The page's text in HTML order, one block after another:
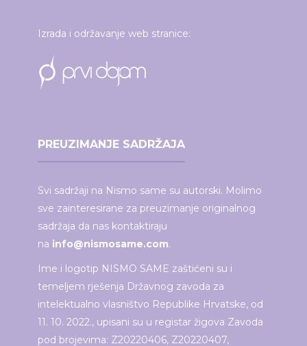
Izrada i održavanje web stranice:
PREUZIMANJE SADRŽAJA
Svi sadržaji na Nismo same su autorski. Molimo
sve zainteresirane za preuzimanje originalnog
sadržaja da nas kontaktiraju
na info@nismosame.com.
Ime i logotip NISMO SAME zaštićeni su i
temeljem rješenja Državnog zavoda za
intelektualno vlasništvo Republike Hrvatske, od
11. 10. 2022., upisani su u registar žigova Zavoda
pod brojevima: Z20220406, Z20220407,